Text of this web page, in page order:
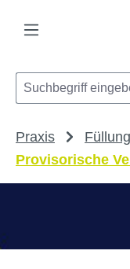
Praxis
Provisorische